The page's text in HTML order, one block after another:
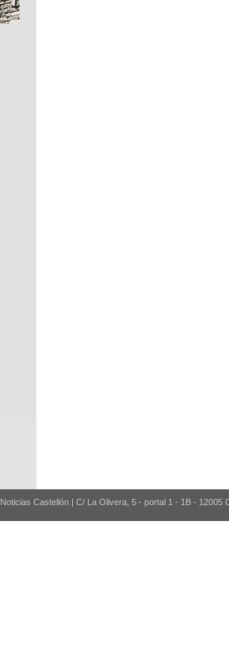
Castellón | C/ La Olivera, 5 - portal 1 - 1B - 12005